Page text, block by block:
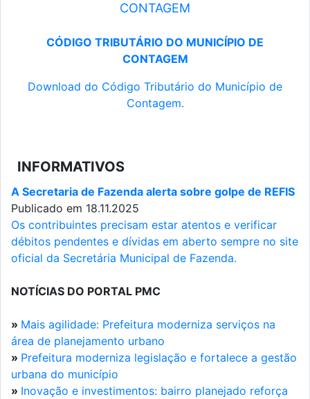
CONTAGEM
CÓDIGO TRIBUTÁRIO DO MUNICÍPIO DE
CONTAGEM
Download do Código Tributário do Município de
Contagem.
INFORMATIVOS
A Secretaria de Fazenda alerta sobre golpe de REFIS
Publicado em 18.11.2025
Os contribuintes precisam estar atentos e verificar
débitos pendentes e dívidas em aberto sempre no site
oficial da Secretária Municipal de Fazenda.
NOTÍCIAS DO PORTAL PMC
» Mais agilidade: Prefeitura moderniza serviços na
área de planejamento urbano
» Prefeitura moderniza legislação e fortalece a gestão
urbana do município
» Inovação e investimentos: bairro planejado reforça